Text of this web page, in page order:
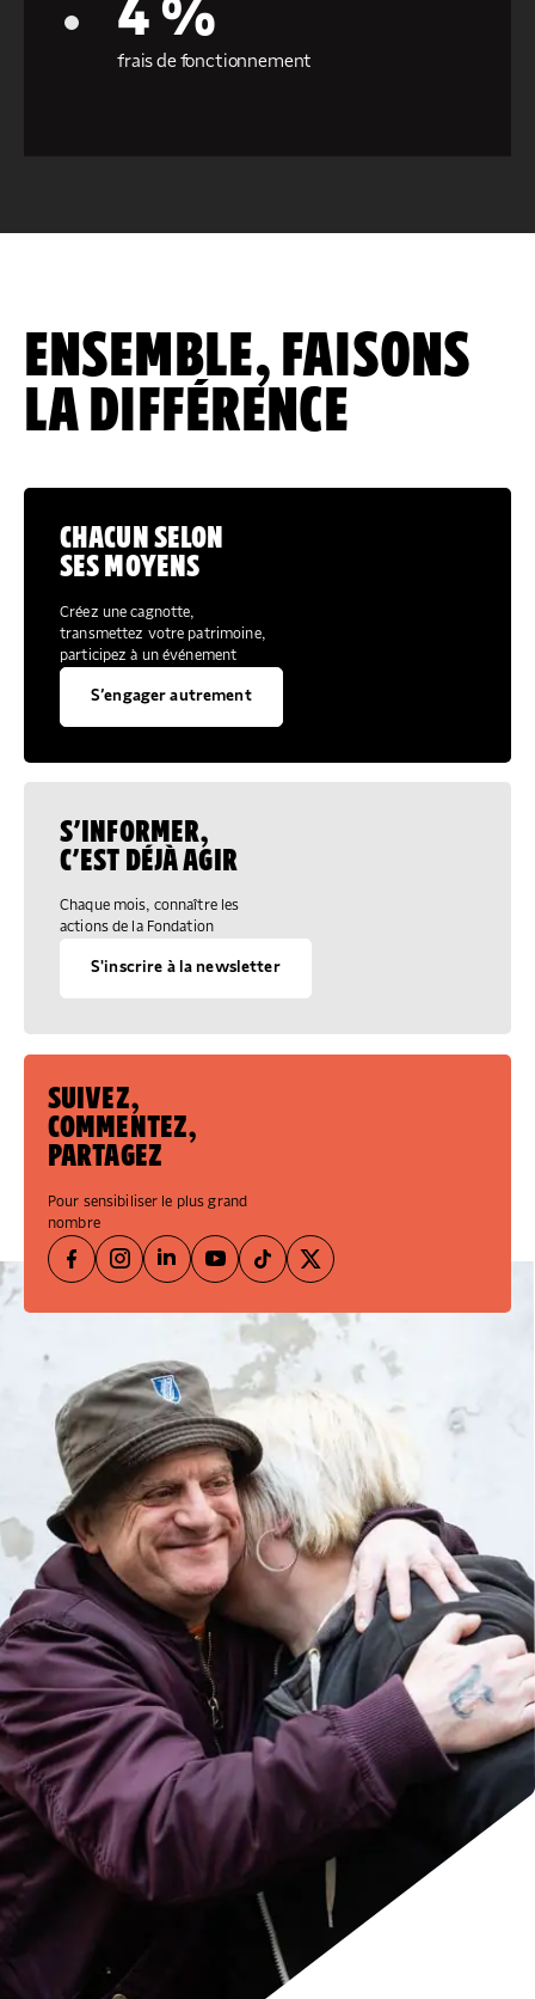
4 %
frais de fonctionnement
ENSEMBLE, FAISONS
LA DIFFÉRENCE
CHACUN SELON
SES MOYENS
Créez une cagnotte,
transmettez votre patrimoine,
participez à un événement
S’engager autrement
S’INFORMER,
C’EST DÉJÀ AGIR
Chaque mois, connaître les
actions de la Fondation
S'inscrire à la newsletter
SUIVEZ,
COMMENTEZ,
PARTAGEZ
Pour sensibiliser le plus grand
nombre